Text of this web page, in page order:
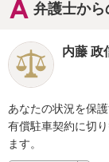
弁護士か
内藤 政
あなたの状況を保
有償駐車契約に切
ます。